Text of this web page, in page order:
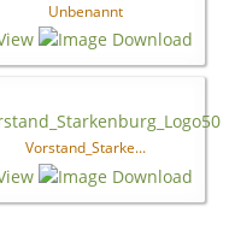
Unbenannt
Vorstand_Starke...